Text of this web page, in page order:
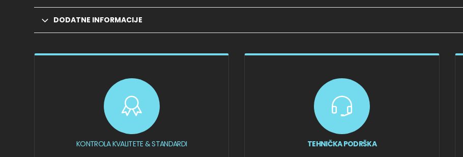
DODATNE INFORMACIJE
KONTROLA KVALITETE & STANDARDI
TEHNIČKA PODRŠKA